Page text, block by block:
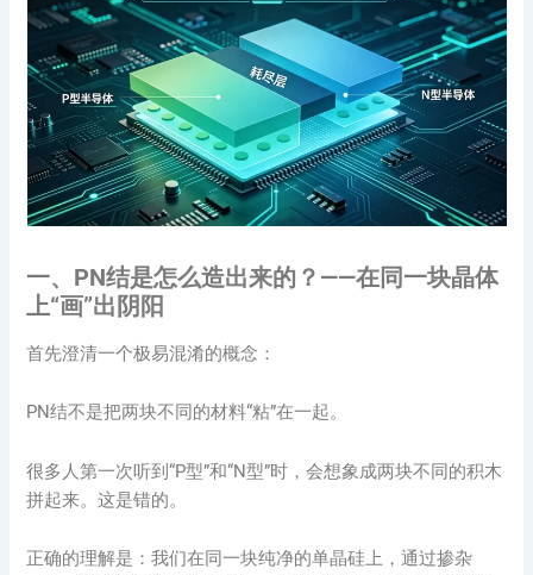
一、PN结是怎么造出来的？——在同一块晶体
上“画”出阴阳
首先澄清一个极易混淆的概念：
PN结不是把两块不同的材料“粘”在一起。
很多人第一次听到“P型”和“N型”时，会想象成两块不同的积木
拼起来。这是错的。
正确的理解是：我们在同一块纯净的单晶硅上，通过掺杂